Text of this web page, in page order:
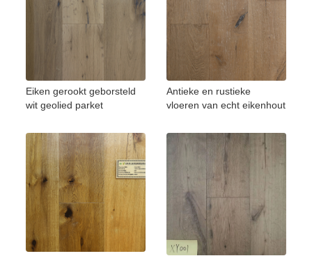
Eiken gerookt geborsteld
wit geolied parket
Antieke en rustieke
vloeren van echt eikenhout